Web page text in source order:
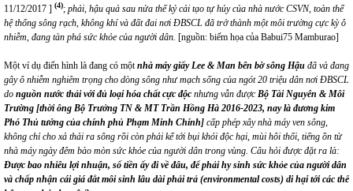
11/12/2017 ] (4); phải, hậu quả sau nửa thế kỷ cải tạo tự hủy của nhà nước CSVN, toàn thể
hệ thống sông rạch, không khí và đất đai nơi ĐBSCL đã trở thành một môi trường cực kỳ ô
nhiễm, đang tàn phá sức khỏe của người dân. [nguồn: biếm họa của Babui75 Mamburao]
Một ví dụ điển hình là đang có mộtnhà máy giấy Lee & Man bên bờ sông Hậu đã và đang
gây ô nhiễm nghiêm trọng cho dòng sông như mạch sống của ngót 20 triệu dân nơi ĐBSCL
do nguồn nước thải với đủ loại hóa chấtcực độc nhưng vẫn đượcBộ Tài Nguyên & Môi
Trường [thời ông Bộ Trưởng TN & MT Trần Hồng Hà 2016-2023, nay là đương kim
Phó Thủ tướng của chính phủ Phạm Minh Chính] cấp phép xâynhà máy ven sông,
không chỉ cho xả thải ra sông rồi còn phải kể tới bụi khói độc hại, mùi hôi thối, tiếng ồn từ
nhà máy ngày đêm bào mòn sức khỏe của người dân trong vùng. Câu hỏi được đặt ra là:
Được bao nhiêu lợi nhuận, số tiền ấy đi về đâu, để phải hy sinh sức khỏe của người dân
và chấp nhận cái giá đắt môi sinh lâu dài phải trả (environmental costs) di hại tới các thế